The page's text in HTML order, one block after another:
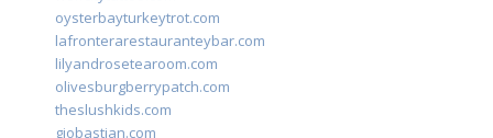
oysterbayturkeytrot.com
lafronterarestauranteybar.com
lilyandrosetearoom.com
olivesburgberrypatch.com
theslushkids.com
giobastian.com